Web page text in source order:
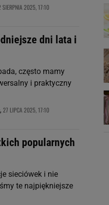
SIERPNIA 2025, 17:10
dni lata i
często mamy
i praktyczny
27 LIPCA 2025, 17:10
popularnych
sieciówek i nie
te najpiękniejsze